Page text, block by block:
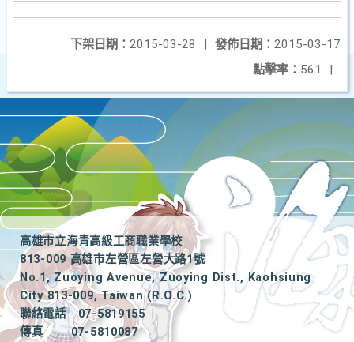
發佈日期： 2015-03-17
下架日期： 2015-03-28
|
點擊率： 561 |
高雄市立海青高級工商職業學校
813-009 高雄市左營區左營大路1號
No.1, Zuoying Avenue, Zuoying Dist., Kaohsiung
City 813-009, Taiwan (R.O.C.)
聯絡電話
07-5819155
|
傳真
07-5810087